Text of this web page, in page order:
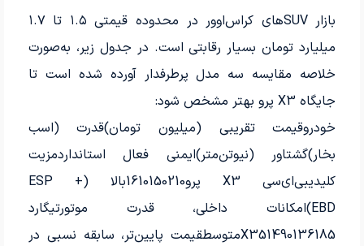
بازار SUV‌های کراس‌اوور در محدوده قیمتی ۱.۵ تا ۱.۷
میلیارد تومان بسیار رقابتی است. در جدول زیر، به‌صورت
خلاصه مقایسه سه مدل پرطرفدار آورده شده است تا
جایگاه X3 پرو بهتر مشخص شود:
خودروقیمت تقریبی (میلیون تومان)قدرت (اسب
بخار)گشتاور (نیوتن‌متر)ایمنی فعال استانداردمزیت
کلیدیبی‌ای‌سی X3 پرو1610150210بالا (ESP +
EBD)امکانات داخلی، قدرت موتورتیگارد
X351490136185متوسطقیمت پایین‌تر، سابقه نسبی در